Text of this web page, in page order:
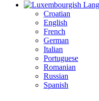
Croatian
English
French
German
Italian
Portuguese
Romanian
Russian
Spanish